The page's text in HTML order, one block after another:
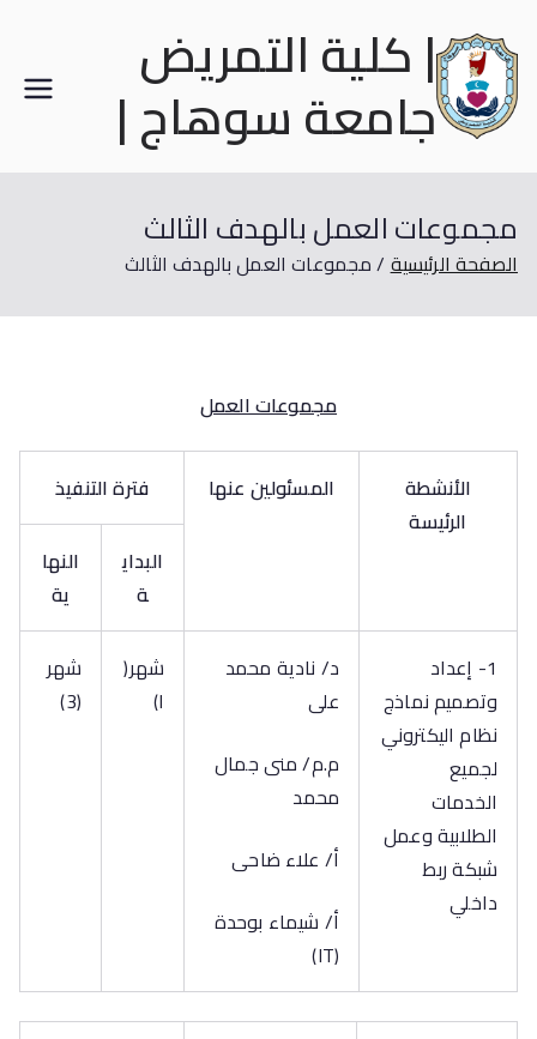
| كلية التمريض
جامعة سوهاج |
مجموعات العمل بالهدف الثالث
الصفحة الرئيسية مجموعات العمل بالهدف الثالث
مجموعات العمل
الأنشطة
الرئيسة
المسئولين عنها فترة التنفيذ
البداي
ة
النها
ية
1- إعداد
وتصميم نماذج
نظام اليكتروني
لجميع
الخدمات
الطلابية وعمل
شبكة ربط
داخلي
د/ نادية محمد
على
م.م/ منى جمال
محمد
أ/ علاء ضاحى
أ/ شيماء بوحدة
(IT)
شهر(
ا)
شهر
(3)